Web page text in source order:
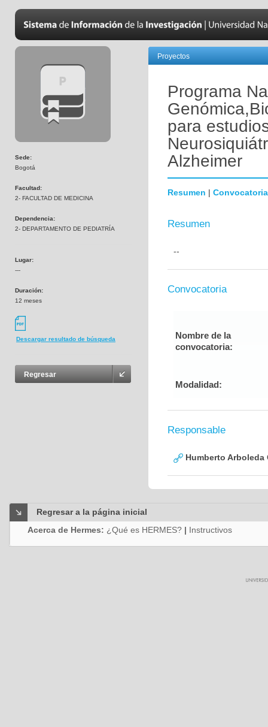
Sede:
Bogotá
Facultad:
2- FACULTAD DE MEDICINA
Dependencia:
2- DEPARTAMENTO DE PEDIATRÍA
Lugar:
---
Duración:
12 meses
Descargar resultado de búsqueda
Regresar
Proyectos
Programa
para
Alzheimer
Resumen | Convocatoria
Resumen
--
Convocatoria
Nombre de la
convocatoria:
Modalidad:
Responsable
Humberto Arboleda
Regresar a la página inicial
Acerca de Hermes: ¿Qué es HERMES? | Instructivos